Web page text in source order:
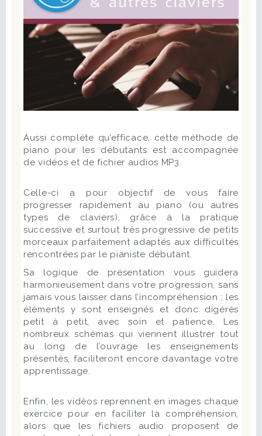
Aussi complète qu’efficace, cette méthode de
piano pour les débutants est accompagnée
de vidéos et de fichier audios MP3.
Celle-ci a pour objectif de vous faire
progresser rapidement au piano (ou autres
types de claviers), grâce à la pratique
successive et surtout très progressive de petits
morceaux parfaitement adaptés aux difficultés
rencontrées par le pianiste débutant.
Sa logique de présentation vous guidera
harmonieusement dans votre progression, sans
jamais vous laisser dans l’incompréhension ; les
éléments y sont enseignés et donc digérés
petit à petit, avec soin et patience. Les
nombreux schémas qui viennent illustrer tout
au long de l’ouvrage les enseignements
présentés, faciliteront encore davantage votre
apprentissage.
Enfin, les vidéos reprennent en images chaque
exercice pour en faciliter la compréhension,
alors que les fichiers audio proposent de